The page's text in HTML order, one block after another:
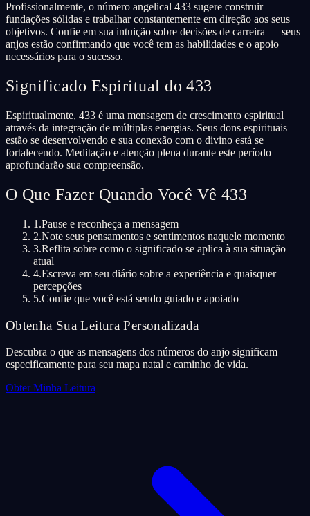
Profissionalmente, o número angelical 433 sugere construir
fundações sólidas e trabalhar constantemente em direção aos seus
objetivos. Confie em sua intuição sobre decisões de carreira — seus
anjos estão confirmando que você tem as habilidades e o apoio
necessários para o sucesso.
Significado Espiritual do 433
Espiritualmente, 433 é uma mensagem de crescimento espiritual
através da integração de múltiplas energias. Seus dons espirituais
estão se desenvolvendo e sua conexão com o divino está se
fortalecendo. Meditação e atenção plena durante este período
aprofundarão sua compreensão.
O Que Fazer Quando Você Vê 433
1.Pause e reconheça a mensagem
2.Note seus pensamentos e sentimentos naquele momento
3.Reflita sobre como o significado se aplica à sua situação
atual
4.Escreva em seu diário sobre a experiência e quaisquer
percepções
5.Confie que você está sendo guiado e apoiado
Obtenha Sua Leitura Personalizada
Descubra o que as mensagens dos números do anjo significam
especificamente para seu mapa natal e caminho de vida.
Obter Minha Leitura